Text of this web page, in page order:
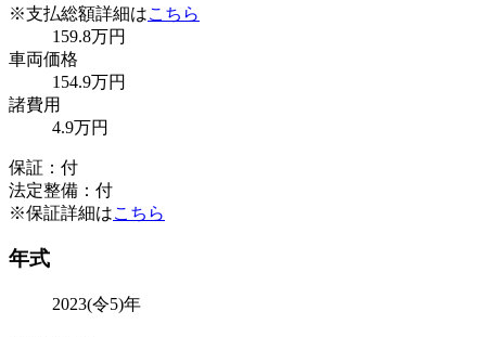
※支払総額詳細はこちら
159.8万円
車両価格
154.9万円
諸費用
4.9万円
保証：付
法定整備：付
※保証詳細はこちら
年式
2023(令5)年